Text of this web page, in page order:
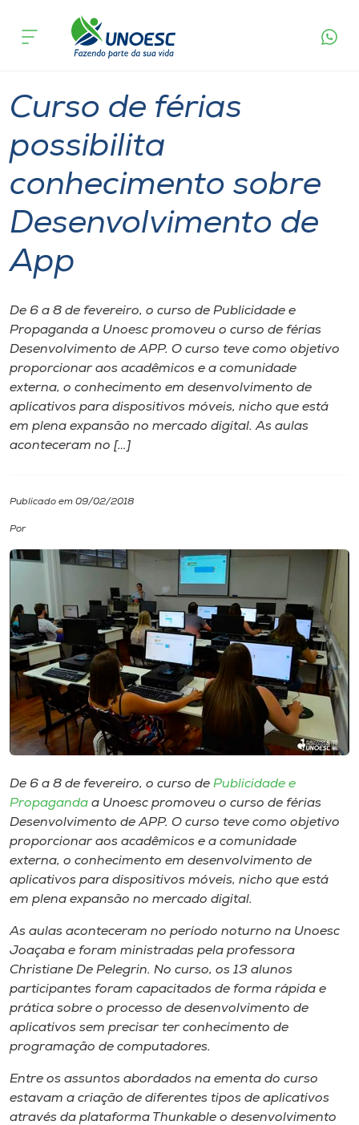
Cursos
Atendimento ao Estudante
Portal de Ensino
Internacionalização
I.nova
Diplomados
Editora
Rádio
Museu
Store
o idioma
A+
A-
acontece
Curso de férias
possibilita
conhecimento sobre
Desenvolvimento de
App
De 6 a 8 de fevereiro, o curso de Publicidade e
Propaganda a Unoesc promoveu o curso de férias
Desenvolvimento de APP. O curso teve como objetivo
proporcionar aos acadêmicos e a comunidade
externa, o conhecimento em desenvolvimento de
aplicativos para dispositivos móveis, nicho que está
em plena expansão no mercado digital. As aulas
aconteceram no […]
Publicado em 09/02/2018
Por
De 6 a 8 de fevereiro, o curso de Publicidade e
Propaganda a Unoesc promoveu o curso de férias
Desenvolvimento de APP. O curso teve como objetivo
proporcionar aos acadêmicos e a comunidade
externa, o conhecimento em desenvolvimento de
aplicativos para dispositivos móveis, nicho que está
em plena expansão no mercado digital.
As aulas aconteceram no período noturno na Unoesc
Joaçaba e foram ministradas pela professora
Christiane De Pelegrin. No curso, os 13 alunos
participantes foram capacitados de forma rápida e
prática sobre o processo de desenvolvimento de
aplicativos sem precisar ter conhecimento de
programação de computadores.
Entre os assuntos abordados na ementa do curso
estavam a criação de diferentes tipos de aplicativos
através da plataforma Thunkable o desenvolvimento